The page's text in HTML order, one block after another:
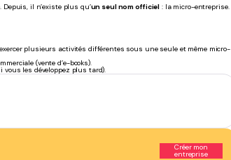
il n’existe plus qu’un seul nom officiel : la micro-entreprise.
plusieurs activités différentes sous une seule et même micro-
(vente d’e-books).
les développez plus tard).
Créer mon
entreprise